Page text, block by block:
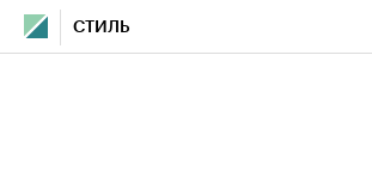
СТИЛЬ